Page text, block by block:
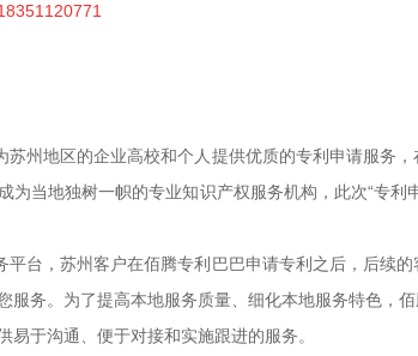
苏州地区的企业高校和个人提供优质的专利申请服务
为当地独树一帜的专业知识产权服务机构，此次“专利
台，苏州客户在佰腾专利巴巴申请专利之后，后续
服务。为了提高本地服务质量、细化本地服务特色，
于沟通、便于对接和实施跟进的服务。